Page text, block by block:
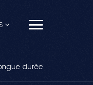
durée